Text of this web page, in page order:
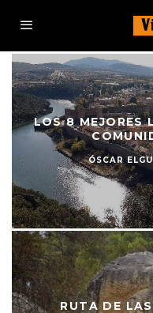
LOS 8 MEJORES
ÓSCAR
RUTA DE